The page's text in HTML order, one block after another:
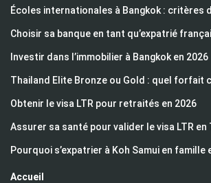
Écoles internationales à Bangkok : critères
Choisir sa banque en tant qu’expatrié
Investir dans l’immobilier à Bangkok en 2026
Thailand Elite Bronze ou Gold : quel forfait
Obtenir le visa LTR pour retraités en 2026
Assurer sa santé pour valider le visa LTR en
Pourquoi s’expatrier à Koh Samui en famille
Accueil